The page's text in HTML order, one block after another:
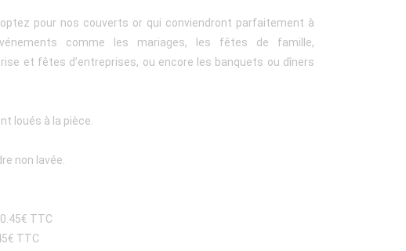
pour nos couverts or qui conviendront parfaitement à
comme les mariages, les fêtes de famille,
et fêtes d’entreprises, ou encore les banquets ou dîners
loués à la pièce.
non lavée.
TTC
TTC